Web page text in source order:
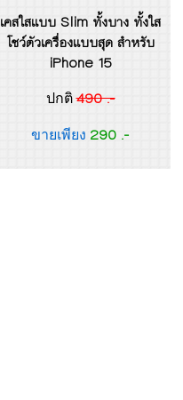
เคสใสแบบ Slim ทั้งบาง ทั้งใส
โชว์ตัวเครื่องแบบสุด สำหรับ
iPhone 15
ปกติ490 .-
ขายเพียง 290 .-